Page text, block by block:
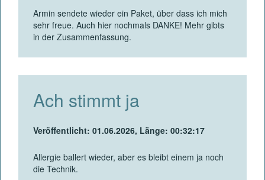
Armin sendete wieder ein Paket, über dass ich mich
sehr freue. Auch hier nochmals DANKE! Mehr gibts
in der Zusammenfassung.
Ach stimmt ja
Veröffentlicht: 01.06.2026, Länge: 00:32:17
Allergie ballert wieder, aber es bleibt einem ja noch
die Technik.